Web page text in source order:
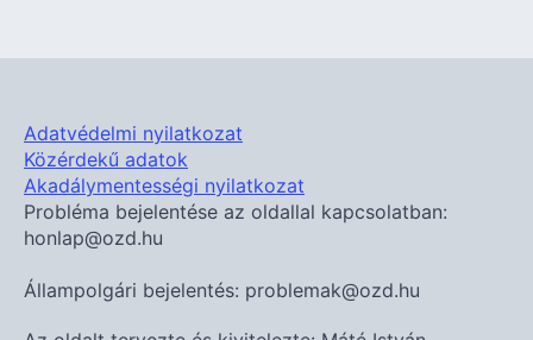
Adatvédelmi nyilatkozat
Közérdekű adatok
Akadálymentességi nyilatkozat
Probléma bejelentése az oldallal kapcsolatban:
honlap@ozd.hu
Állampolgári bejelentés: problemak@ozd.hu